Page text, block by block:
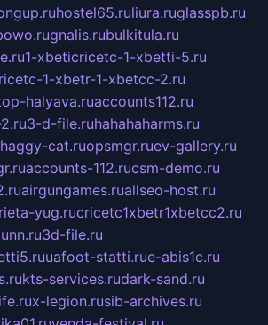
hostel65.ruliura.ruglasspb.ru
gnalis.rubulkitula.ru
1-xbeticricetc-1-xbetti-5.ru
1-xbetr-1-xbetcc-2.ru
halyava.ruaccounts112.ru
3-d-file.ruhahahaharms.ru
cat.ruopsmgr.ruev-gallery.ru
accounts-112.rucsm-demo.ru
airgungames.ruallseo-host.ru
yug.rucricetc1xbetr1xbetcc2.ru
3d-file.ru
uafoot-statti.rue-abis1c.ru
kts-services.rudark-sand.ru
x-legion.rusib-archives.ru